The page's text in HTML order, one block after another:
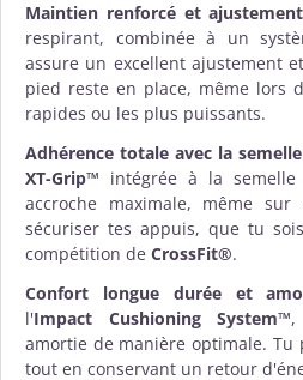
Maintien renforcé et
respirant, combinée à un
assure un excellent ajustement
pied reste en place, même lors
rapides ou les plus puissants.
Adhérence totale avec la
XT-Grip™ intégrée à la
accroche maximale, même
sécuriser tes appuis, que tu
compétition de CrossFit®.
Confort longue durée et
l'Impact Cushioning System™,
amortie de manière optimale. Tu
tout en conservant un retour